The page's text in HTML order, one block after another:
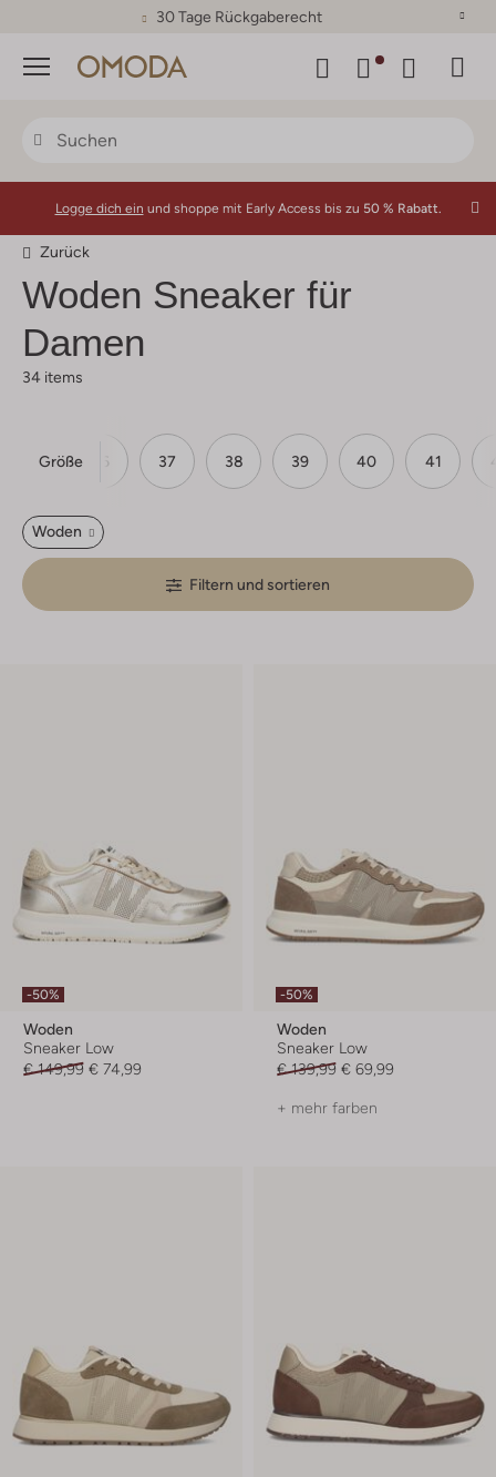
30 Tage Rückgaberecht
Menü
Logge dich ein und shoppe mit Early Access bis zu 50 % Rabatt.
Zurück
Woden Sneaker für
Damen
34 items
Größe 36 37 38 39 40 41
Woden
Filtern und sortieren
-50%
Woden
Sneaker Low
€ 149,99 € 74,99
-50%
Woden
Sneaker Low
€ 139,99 € 69,99
+ mehr farben